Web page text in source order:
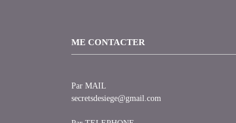
ME CONTACTER
Par MAIL
secretsdesiege@gmail.com